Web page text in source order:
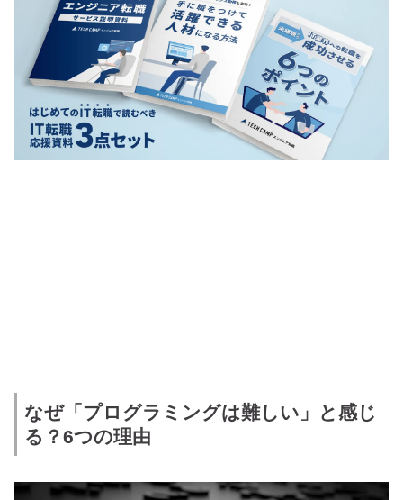
なぜ「プログラミングは難しい」と感じ
る？6つの理由